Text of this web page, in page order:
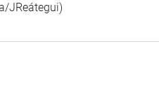
JReátegui)